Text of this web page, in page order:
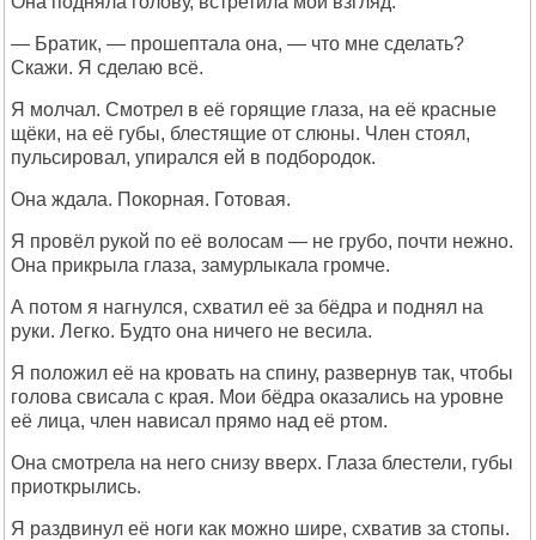
— Братик, — прошептала она, — что мне сделать?
Скажи. Я сделаю всё.
Я молчал. Смотрел в её горящие глаза, на её красные
щёки, на её губы, блестящие от слюны. Член стоял,
пульсировал, упирался ей в подбородок.
Она ждала. Покорная. Готовая.
Я провёл рукой по её волосам — не грубо, почти нежно.
Она прикрыла глаза, замурлыкала громче.
А потом я нагнулся, схватил её за бёдра и поднял на
руки. Легко. Будто она ничего не весила.
Я положил её на кровать на спину, развернув так, чтобы
голова свисала с края. Мои бёдра оказались на уровне
её лица, член нависал прямо над её ртом.
Она смотрела на него снизу вверх. Глаза блестели, губы
приоткрылись.
Я раздвинул её ноги как можно шире, схватив за стопы.